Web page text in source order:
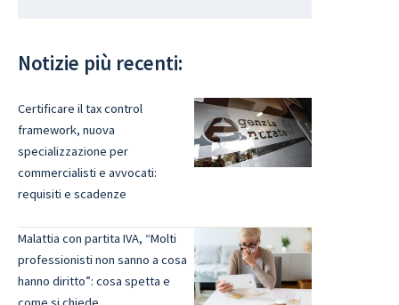
Notizie più recenti:
Certificare il tax control
framework, nuova
specializzazione per
commercialisti e avvocati:
requisiti e scadenze
Malattia con partita IVA, “Molti
professionisti non sanno a cosa
hanno diritto”: cosa spetta e